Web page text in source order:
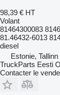
98,39 € HT
Volant
81464300083
81.46432-6013
diesel
Estonie, Tallinn
TruckParts Eesti
Contacter le